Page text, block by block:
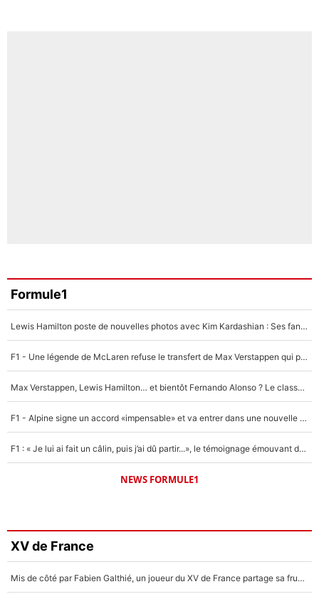
Formule1
Lewis Hamilton poste de nouvelles photos avec Kim Kardashian : Ses fans le voient déjà redevenir champion du monde de F1 grâce à elle !
F1 - Une légende de McLaren refuse le transfert de Max Verstappen qui pourrait «faire des vagues» et plomber l'ambiance dans l'équipe
Max Verstappen, Lewis Hamilton… et bientôt Fernando Alonso ? Le classement des pilotes les mieux payés en Formule 1 risque de changer !
F1 - Alpine signe un accord «impensable» et va entrer dans une nouvelle dimension : Grande nouvelle pour Pierre Gasly !
F1 : « Je lui ai fait un câlin, puis j’ai dû partir...», le témoignage émouvant de Max Verstappen sur sa fille
NEWS FORMULE1
XV de France
Mis de côté par Fabien Galthié, un joueur du XV de France partage sa frustration : «ils ne me l’ont pas dit tout de suite»